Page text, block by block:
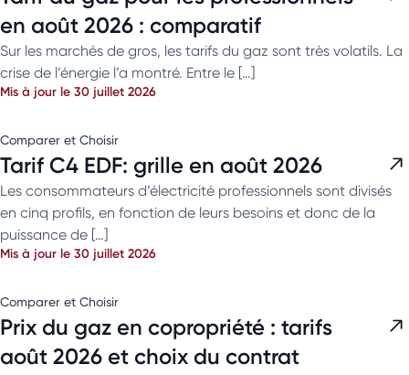
en août 2026 : comparatif
Sur les marchés de gros, les tarifs du gaz sont très volatils. La
crise de l’énergie l’a montré. Entre le […]
Mis à jour le 30 juillet 2026
Comparer et Choisir
Tarif C4 EDF: grille en août 2026
Les consommateurs d’électricité professionnels sont divisés
en cinq profils, en fonction de leurs besoins et donc de la
puissance de […]
Mis à jour le 30 juillet 2026
Comparer et Choisir
Prix du gaz en copropriété : tarifs
août 2026 et choix du contrat